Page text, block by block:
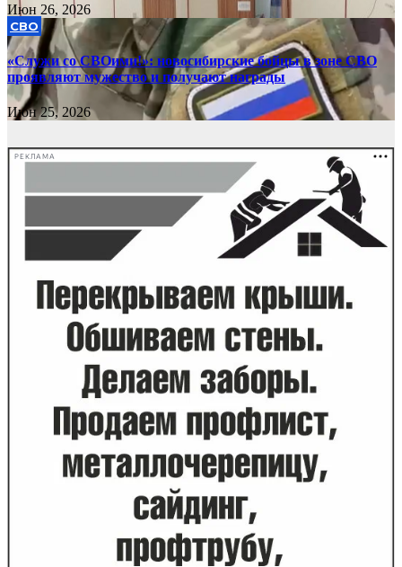
Июн 26, 2026
СВО
«Служи со СВОими!»: новосибирские бойцы в зоне СВО
проявляют мужество и получают награды
Июн 25, 2026
РЕКЛАМА